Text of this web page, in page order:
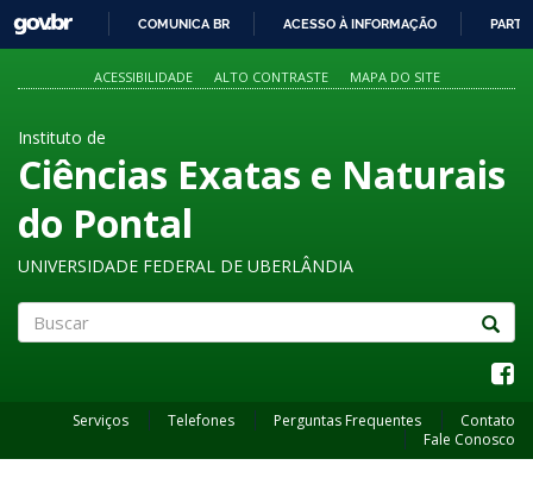
PARA
O
GOVBR
COMUNICA BR ACESSO À INFORMAÇÃO
ACESSIBILIDADE ALTO CONTRASTE MAPA DO SITE
Instituto de
Ciências Exatas e Naturais
do Pontal
UNIVERSIDADE FEDERAL DE UBERLÂNDIA
Serviços Telefones Perguntas Frequentes
Contato
Fale Conosco